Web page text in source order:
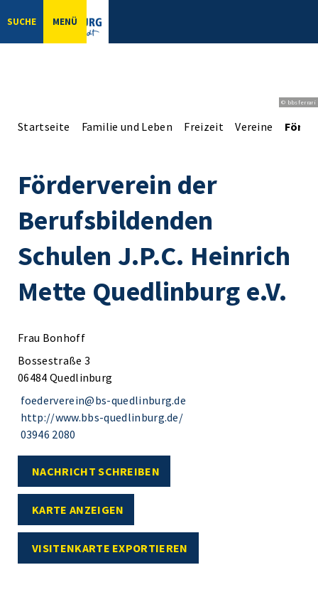
SUCHE MENÜ
© bbsferrari
Startseite Familie und Leben Freizeit Vereine
Förderverein der
Berufsbildenden
Schulen J.P.C. Heinrich
Mette Quedlinburg e.V.
Frau Bonhoff
Bossestraße 3
06484 Quedlinburg
foederverein@bs-quedlinburg.de
http://www.bbs-quedlinburg.de/
03946 2080
NACHRICHT SCHREIBEN
KARTE ANZEIGEN
VISITENKARTE EXPORTIEREN